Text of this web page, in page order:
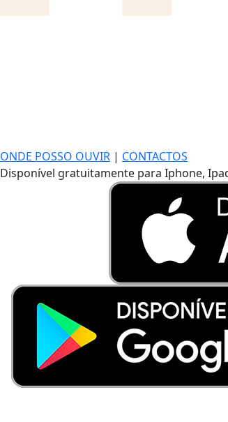
ONDE POSSO OUVIR | CONTACTOS
Disponível gratuitamente para Iphone,